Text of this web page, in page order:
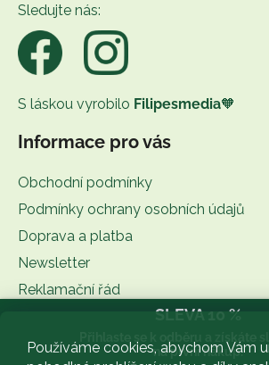
Používáme cookies, abychom Vám
Sledujte nás:
S láskou vyrobilo Filipesmedia🧡
Informace pro vás
Obchodní podmínky
Podmínky ochrany osobních údajů
Doprava a platba
Newsletter
Reklamační řád
BLOG
SLEVA 10 %
na první nákup.